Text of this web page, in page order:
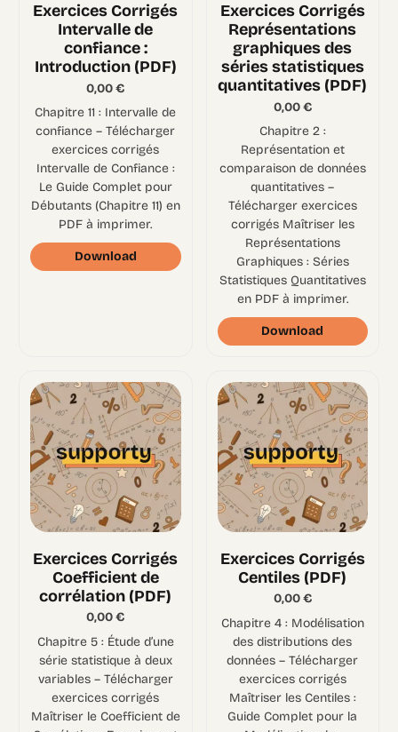
Exercices Corrigés
Intervalle de
confiance :
Introduction (PDF)
0,00€
Chapitre 11 : Intervalle de
confiance – Télécharger
exercices corrigés
Intervalle de Confiance :
Le Guide Complet pour
Débutants (Chapitre 11) en
PDF à imprimer.
Download
Exercices Corrigés
Représentations
graphiques des
séries statistiques
quantitatives (PDF)
0,00€
Chapitre 2 :
Représentation et
comparaison de données
quantitatives –
Télécharger exercices
corrigés Maîtriser les
Représentations
Graphiques : Séries
Statistiques Quantitatives
en PDF à imprimer.
Download
Exercices Corrigés
Coefficient de
corrélation (PDF)
0,00€
Chapitre 5 : Étude d’une
série statistique à deux
variables – Télécharger
exercices corrigés
Maîtriser le Coefficient de
Exercices Corrigés
Centiles (PDF)
0,00€
Chapitre 4 : Modélisation
des distributions des
données – Télécharger
exercices corrigés
Maîtriser les Centiles :
Guide Complet pour la